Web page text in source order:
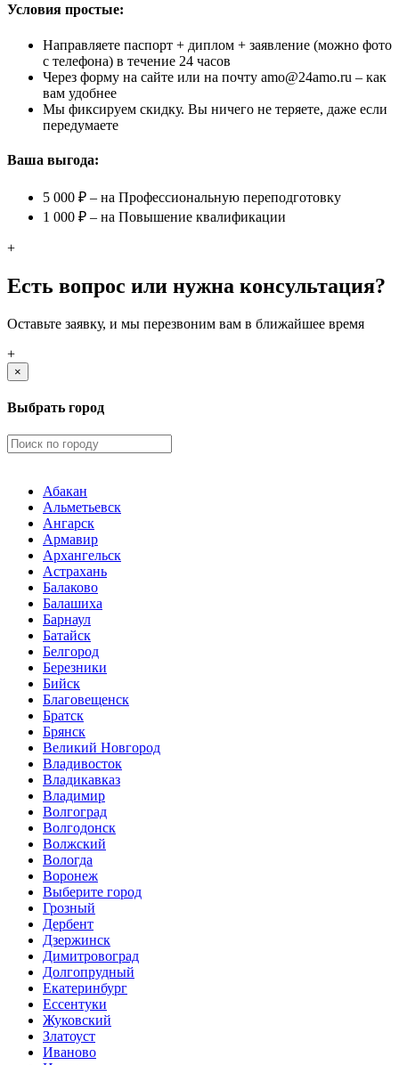
Условия простые:
Направляете паспорт + диплом + заявление (можно фото
с телефона) в течение 24 часов
Через форму на сайте или на почту amo@24amo.ru – как
вам удобнее
Мы фиксируем скидку. Вы ничего не теряете, даже если
передумаете
Ваша выгода:
5 000 ₽ – на Профессиональную переподготовку
1 000 ₽ – на Повышение квалификации
+
Есть вопрос или нужна консультация?
Оставьте заявку, и мы перезвоним вам в ближайшее время
+
×
Выбрать город
Абакан
Альметьевск
Ангарск
Армавир
Архангельск
Астрахань
Балаково
Балашиха
Барнаул
Батайск
Белгород
Березники
Бийск
Благовещенск
Братск
Брянск
Великий Новгород
Владивосток
Владикавказ
Владимир
Волгоград
Волгодонск
Волжский
Вологда
Воронеж
Выберите город
Грозный
Дербент
Дзержинск
Димитровоград
Долгопрудный
Екатеринбург
Ессентуки
Жуковский
Златоуст
Иваново